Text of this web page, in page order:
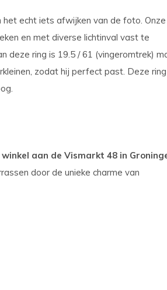
het echt iets afwijken van de foto. Onze
en met diverse lichtinval vast te
deze ring is 19.5 / 61 (vingeromtrek)
zodat hij perfect past. Deze
winkel aan de Vismarkt 48 in
door de unieke charme van